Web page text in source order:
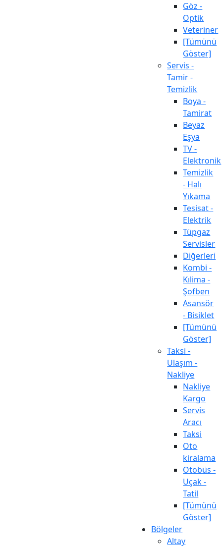
Göz -
Optik
Veteriner
[Tümünü
Göster]
Servis -
Tamir -
Temizlik
Boya -
Tamirat
Beyaz
Eşya
TV -
Elektronik
Temizlik
- Halı
Yıkama
Tesisat -
Elektrik
Tüpgaz
Servisler
Diğerleri
Kombi -
Kılima -
Şofben
Asansör
- Bisiklet
[Tümünü
Göster]
Taksi -
Ulaşım -
Nakliye
Nakliye
Kargo
Servis
Aracı
Taksi
Oto
kiralama
Otobüs -
Uçak -
Tatil
[Tümünü
Göster]
Bölgeler
Altay